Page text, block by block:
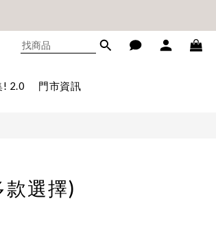
! 2.0 門市資訊
選擇)
立即購買